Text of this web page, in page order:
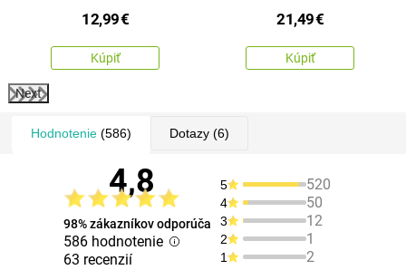
12,99€
Kúpiť
21,49€
Kúpiť
Next
Hodnotenie(586) Dotazy(6)
4,8
98% zákazníkov odporúča
586 hodnotenie
63 recenzií
5 520
4 50
3 12
2 1
1 2